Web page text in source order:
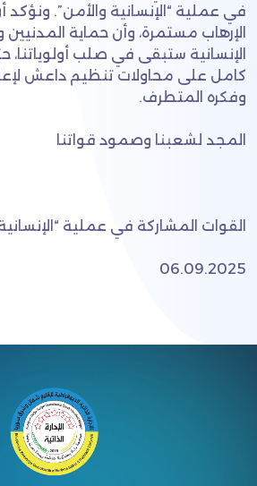
في عملية “الإنسانية والأمن”.
الإرهاب مستمرة، وأن حماية المدنيين
الإنسانية ستبقى في صلب
كامل على محاولات تنظيم داعش
وفكره المتطرف.
المجد لشعبنا وصمود قواتنا
القوات المشاركة في عملية
06.09.2025